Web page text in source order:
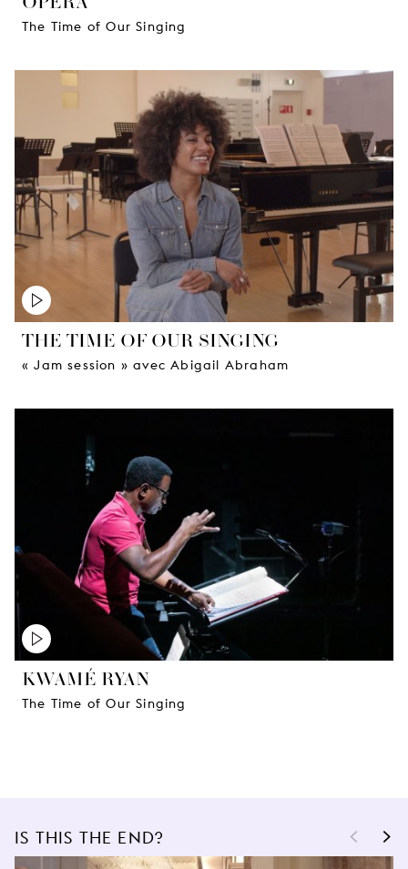
The Time of Our Singing
THE TIME OF OUR SINGING
« Jam session » avec Abigail Abraham
KWAMÉ RYAN
The Time of Our Singing
IS THIS THE END? < >